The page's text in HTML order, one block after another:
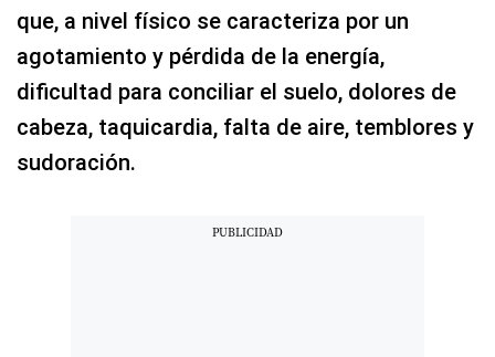
que, a nivel físico se caracteriza por un
agotamiento y pérdida de la energía,
dificultad para conciliar el suelo, dolores de
cabeza, taquicardia, falta de aire, temblores y
sudoración.